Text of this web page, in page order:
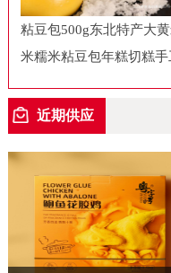
粘豆包500g东北特产大
米糯米粘豆包年糕切糕手
近期供应